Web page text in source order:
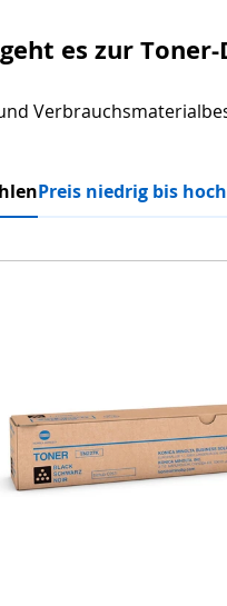
es zur
Preis niedrig bis hoch